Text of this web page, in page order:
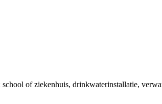
of ziekenhuis, drinkwaterinstallatie,